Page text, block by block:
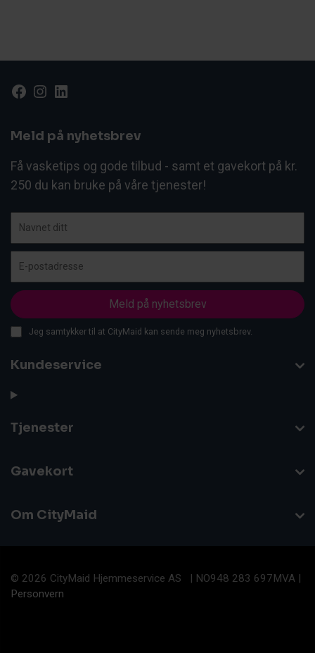
Kundeservice
Tjenester
Gavekort
Om CityMaid
Meld på nyhetsbrev
Få vasketips og gode tilbud - samt et gavekort på kr.
250 du kan bruke på våre tjenester!
Jeg samtykker til at CityMaid kan sende meg nyhetsbrev.
Facebook
Instagram
LinkedIn
© 2026 CityMaid Hjemmeservice AS | NO948 283 697MVA |
Personvern